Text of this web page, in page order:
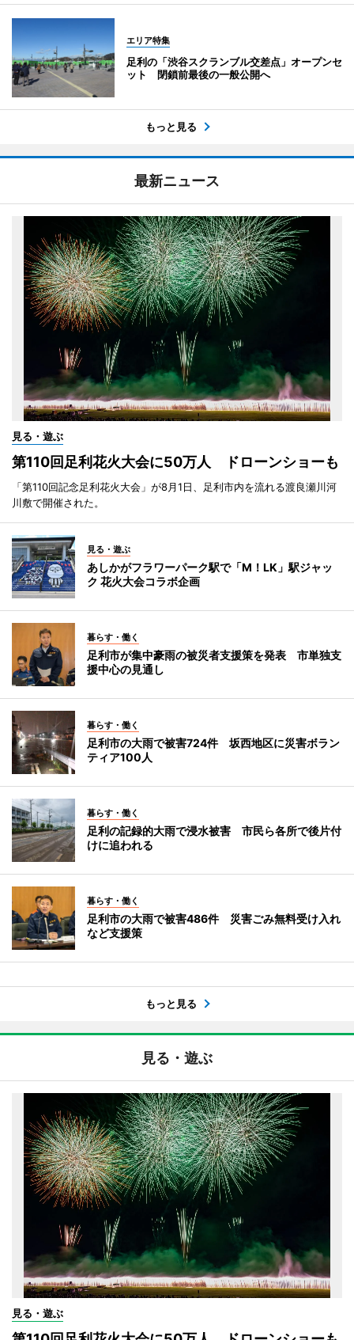
エリア特集
足利の「渋谷スクランブル交差点」オープンセ
ット 閉鎖前最後の一般公開へ
もっと見る
最新ニュース
見る・遊ぶ
第110回足利花火大会に50万人 ドローンショーも
「第110回記念足利花火大会」が8月1日、足利市内を流れる渡良瀬川河
川敷で開催された。
見る・遊ぶ
あしかがフラワーパーク駅で「M！LK」駅ジャッ
ク 花火大会コラボ企画
暮らす・働く
足利市が集中豪雨の被災者支援策を発表 市単独支
援中心の見通し
暮らす・働く
足利市の大雨で被害724件 坂西地区に災害ボラン
ティア100人
暮らす・働く
足利の記録的大雨で浸水被害 市民ら各所で後片付
けに追われる
暮らす・働く
足利市の大雨で被害486件 災害ごみ無料受け入れ
など支援策
もっと見る
見る・遊ぶ
見る・遊ぶ